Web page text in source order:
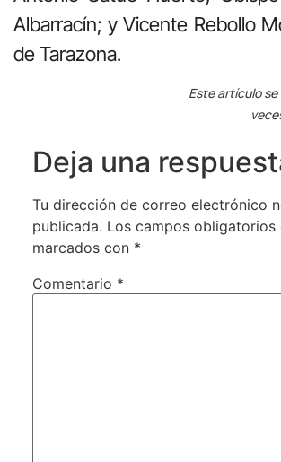
Albarracín; y Vicente Rebollo
de Tarazona.
Este artículo
Deja una
Tu dirección de correo electrónico
publicada. Los campos obligatorios
marcados con *
Comentario *